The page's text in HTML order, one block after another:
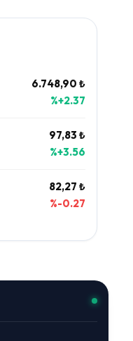
6.748,90 ₺
%+2.37
97,83 ₺
%+3.56
82,27 ₺
%-0.27